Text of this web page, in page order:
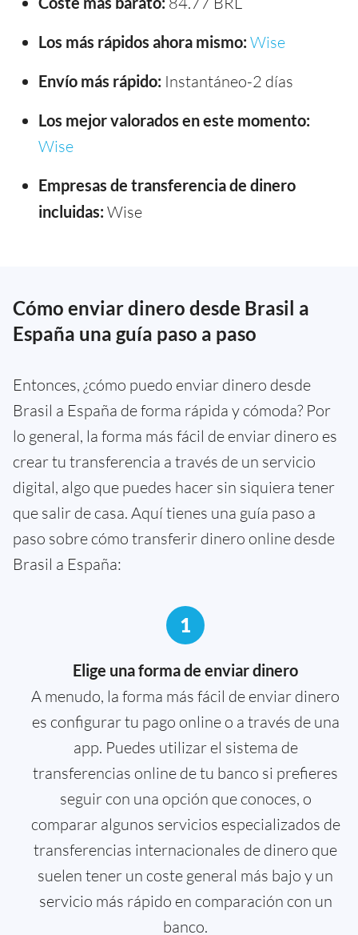
Los más rápidos ahora mismo: Wise
Envío más rápido: Instantáneo-2 días
Los mejor valorados en este momento:
Wise
Empresas de transferencia de dinero
incluidas: Wise
Cómo enviar dinero desde Brasil a
España una guía paso a paso
Entonces, ¿cómo puedo enviar dinero desde
Brasil a España de forma rápida y cómoda? Por
lo general, la forma más fácil de enviar dinero es
crear tu transferencia a través de un servicio
digital, algo que puedes hacer sin siquiera tener
que salir de casa. Aquí tienes una guía paso a
paso sobre cómo transferir dinero online desde
Brasil a España:
1
Elige una forma de enviar dinero
A menudo, la forma más fácil de enviar dinero
es configurar tu pago online o a través de una
app. Puedes utilizar el sistema de
transferencias online de tu banco si prefieres
seguir con una opción que conoces, o
comparar algunos servicios especializados de
transferencias internacionales de dinero que
suelen tener un coste general más bajo y un
servicio más rápido en comparación con un
banco.